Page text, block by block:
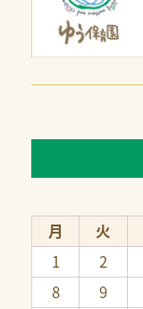
月 火
1
2
8
9